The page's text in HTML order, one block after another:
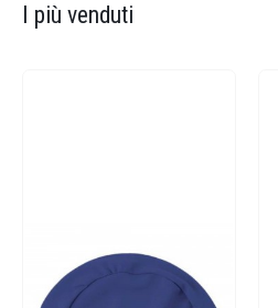
I più venduti